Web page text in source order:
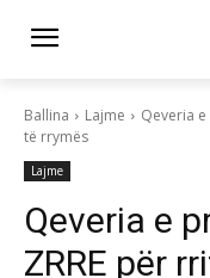
Ballina Lajme
Qeveria
të rrymës
Lajme
Qeveria e
ZRRE për